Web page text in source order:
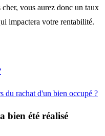
vous aurez donc un taux
impactera votre rentabilité.
du rachat d'un bien occupé ?
bien été réalisé